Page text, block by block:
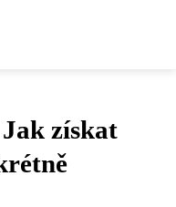
získat